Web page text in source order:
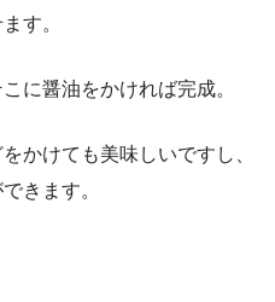
す。
に醤油をかければ完成。
かけても美味しいですし、
きます。